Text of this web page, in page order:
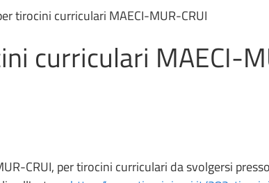
tirocini curriculari MAECI-MUR-CRUI
curriculari MAECI-
CRUI, per tirocini curriculari da svolgersi